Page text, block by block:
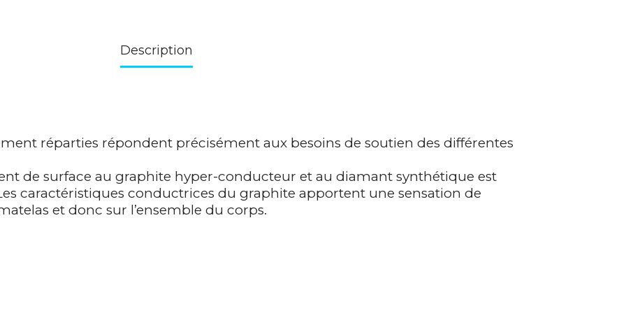
Description
réparties répondent précisément aux besoins de soutien des différentes
de surface au graphite hyper-conducteur et au diamant synthétique est
caractéristiques conductrices du graphite apportent une sensation de
et donc sur l’ensemble du corps.